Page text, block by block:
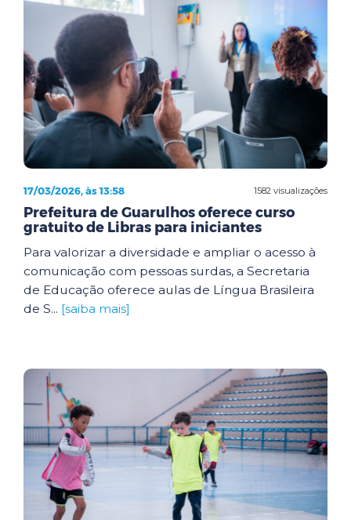
1582 visualizações
17/03/2026, às 13:58
Prefeitura de Guarulhos oferece curso
gratuito de Libras para iniciantes
Para valorizar a diversidade e ampliar o acesso à
comunicação com pessoas surdas, a Secretaria
de Educação oferece aulas de Língua Brasileira
de S... [saiba mais]